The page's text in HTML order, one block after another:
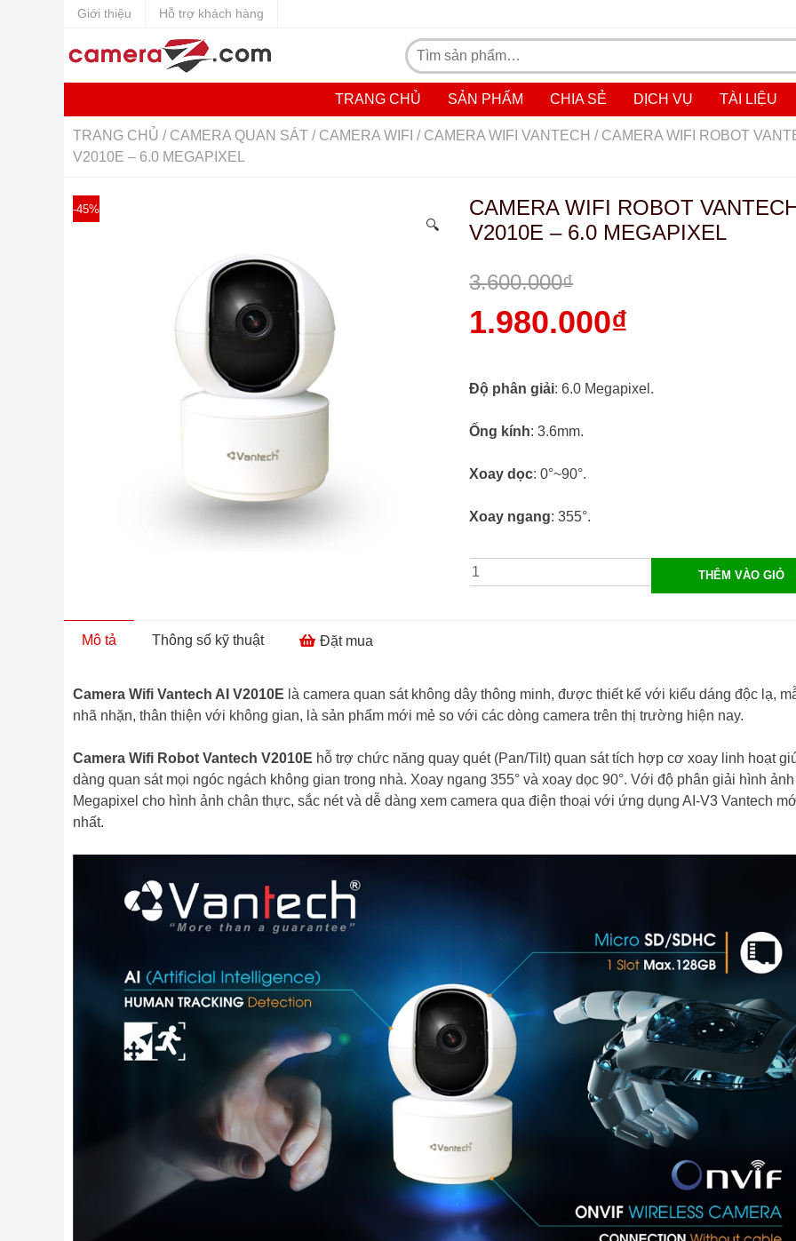
Giới thiệu Hỗ trợ khách hàng
kiếm:
TRANG CHỦ
SẢN PHẨM CHIA SẺ DỊCH VỤ TÀI LIỆU
TRANG CHỦ / CAMERA QUAN SÁT / CAMERA WIFI / CAMERA WIFI VANTECH / CAMERA WIFI ROBOT
V2010E – 6.0 MEGAPIXEL
-45%
🔍
CAMERA WIFI ROBOT
V2010E – 6.0 MEGAPIXEL
3.600.000₫
Giá
là:
1.980.000₫
hiện
tại
1.980.000₫.
Độ phân giải: 6.0 Megapixel.
Ống kính: 3.6mm.
Xoay dọc: 0°~90°.
Xoay ngang: 355°.
Camera
Wifi
6.0
Megapixel
lượng
THÊM VÀO GIỎ
Mô tả Thông số kỹ thuật Đặt mua
Camera Wifi Vantech AI V2010E là camera quan sát không dây thông minh, được thiết kế với kiểu dáng độc lạ,
nhã nhặn, thân thiện với không gian, là sản phẩm mới mẻ so với các dòng camera trên thị trường hiện nay.
Camera Wifi Robot Vantech V2010E hỗ trợ chức năng quay quét (Pan/Tilt) quan sát tích hợp cơ xoay linh hoạt
dàng quan sát mọi ngóc ngách không gian trong nhà. Xoay ngang 355° và xoay dọc 90°. Với độ phân giải hình
Megapixel cho hình ảnh chân thực, sắc nét và dễ dàng xem camera qua điện thoại với ứng dụng AI-V3 Vantech
nhất.